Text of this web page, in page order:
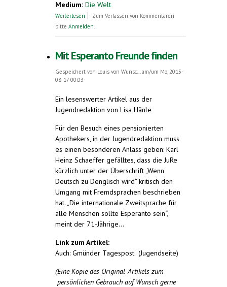
Medium: Die Welt
Weiterlesen über "Saluton, ni lernas Esperanton!"
Zum Verfassen von Kommentaren
bitte Anmelden.
Mit Esperanto Freunde finden
Gespeichert von Louis von Wunsc...
am/um Mo, 2015-
08-17 00:03
Ein lesenswerter Artikel aus der
Jugendredaktion von Lisa Hänle
Für den Besuch eines pensionierten
Apothekers, in der Jugendredaktion muss
es einen besonderen Anlass geben: Karl
Heinz Schaeffer gefälltes, dass die JuRe
kürzlich unter der Überschrift „Wenn
Deutsch zu Denglisch wird“ kritisch den
Umgang mit Fremdsprachen beschrieben
hat. „Die internationale Zweitsprache für
alle Menschen sollte Esperanto sein“,
meint der 71-Jährige…
Link zum Artikel:
Auch: Gmünder Tagespost (Jugendseite)
(Eine Kopie des Original-Artikels zum
persönlichen Gebrauch auf Wunsch gerne